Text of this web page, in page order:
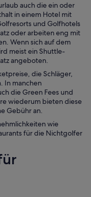
auch die ein oder
in einem Hotel mit
und Golfhotels
oder arbeiten eng mit
Wenn sich auf dem
meist ein Shuttle-
angeboten.
die Schläger,
In manchen
die Green Fees und
wiederum bieten diese
Gebühr an.
wie
für die Nichtgolfer